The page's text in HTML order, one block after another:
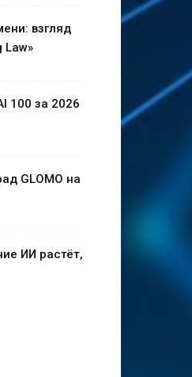
взгляд
Law»
100 за 2026
GLOMO на
ИИ растёт,